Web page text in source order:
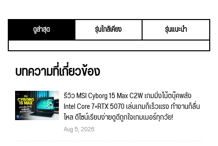
ดูล่าสุด รุ่นใกล้เคียง รุ่นแนะนำ
บทความที่เกี่ยวข้อง
รีวิว MSI Cyborg 15 Max C2W เกมมิ่งโน้ตบุ๊คพลัง
Intel Core 7+RTX 5070 เล่นเกมก็เร็วแรง ทำงานก็ลื่น
ไหล ดีไซน์เรียบง่ายดูดีถูกใจเกมเมอร์ทุกวัย!
Aug 5, 2026